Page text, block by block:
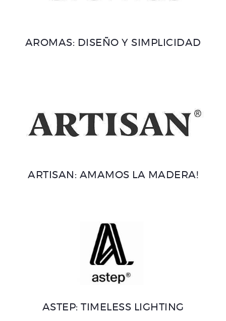
AROMAS: DISEÑO Y SIMPLICIDAD
ARTISAN: AMAMOS LA MADERA!
ASTEP: TIMELESS LIGHTING